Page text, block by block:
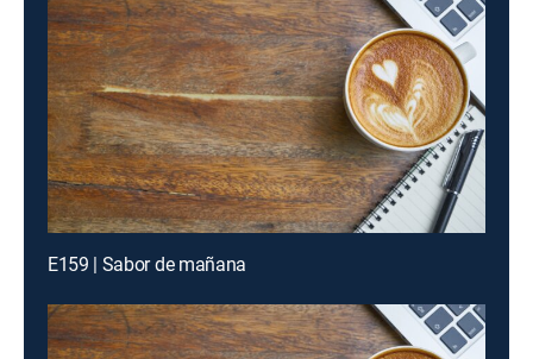
E159 | Sabor de mañana